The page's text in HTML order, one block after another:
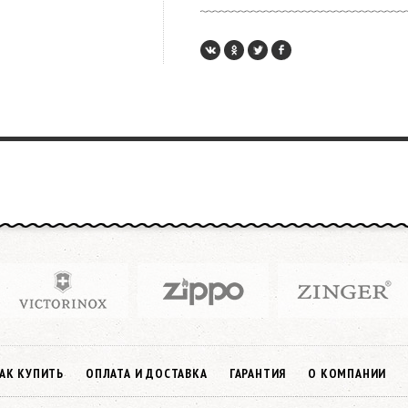
КУПИТЬ ОПЛАТА И ДОСТАВКА ГАРАНТИЯ О КОМПАНИИ